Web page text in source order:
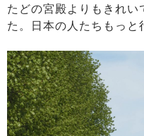
たどの宮殿よりもきれ
た。日本の人たちもっと